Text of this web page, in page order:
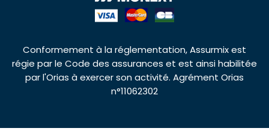
Conformement à la réglementation, Assurmix est
régie par le Code des assurances et est ainsi habilitée
par l'Orias à exercer son activité. Agrément Orias
n°11062302